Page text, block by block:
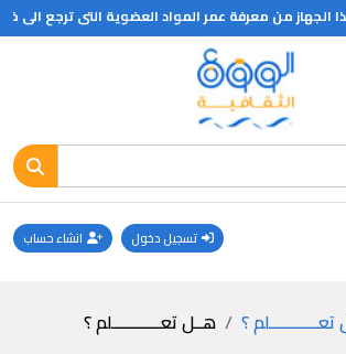
تسجيل دخول انشاء حساب
؟ هــل تعـــــــــــلم ؟